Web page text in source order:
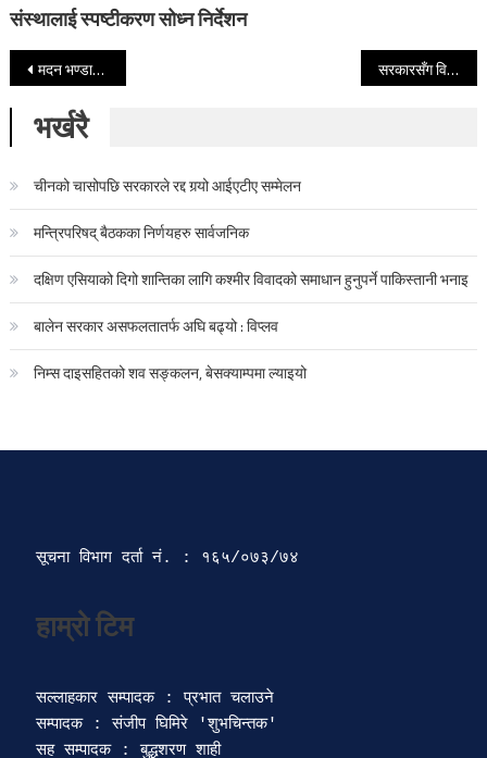
संस्थालाई स्पष्टीकरण सोध्न निर्देशन
Post navigation
मदन भण्डारीकै जवजलाइ वैज्ञानिक कार्यदिशा मान्न प्रचण्ड सहमत सरकारसँग विप्लवले देखाए वार्ता गर्ने संकेत (हेर्नुहोस ताजा अन्तरवार्ता)
भर्खरै
चीनको चासोपछि सरकारले रद्द गर्‍यो आईएटीए सम्मेलन
मन्त्रिपरिषद् बैठकका निर्णयहरु सार्वजनिक
दक्षिण एसियाको दिगो शान्तिका लागि कश्मीर विवादको समाधान हुनुपर्ने पाकिस्तानी भनाइ
बालेन सरकार असफलतातर्फ अघि बढ्यो : विप्लव
निम्स दाइसहितको शव सङ्कलन, बेसक्याम्पमा ल्याइयो
सूचना विभाग दर्ता‍ नं. : १६५/०७३/७४
हाम्रो टिम
सल्लाहकार सम्पादक : प्रभात चलाउने
सम्पादक : संजीप घिमिरे 'शुभचिन्तक'
सह सम्पादक : बुद्धशरण शाही